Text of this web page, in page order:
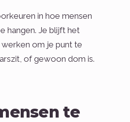
in hoe mensen
hangen. Je blijft het
om je punt te
of gewoon dom is.
te